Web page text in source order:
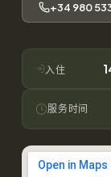
+34 980
入住
服务时间